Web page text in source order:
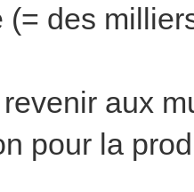
(= des
aux
pour la